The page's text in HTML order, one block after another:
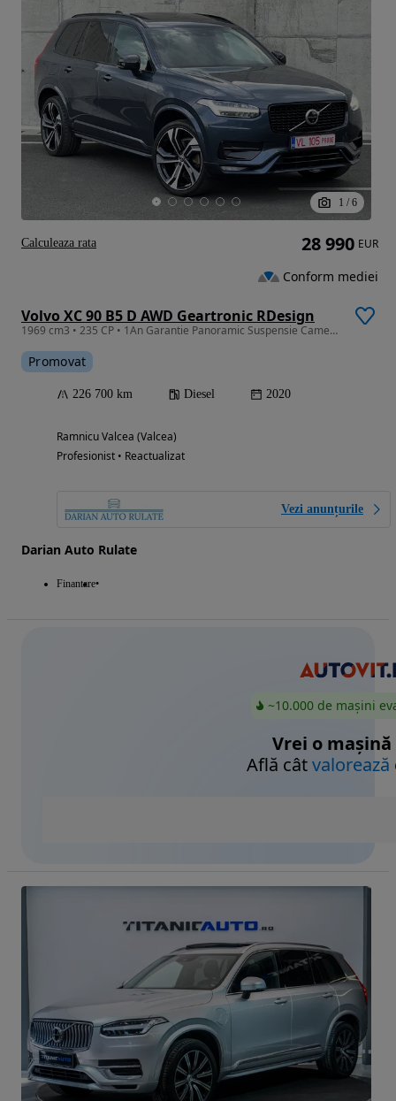
1 / 6
Volvo XC 90 B5 D AWD Geartronic RDesign
1969 cm3 • 235 CP • 1An Garantie Panoramic Suspensie Camere 360° 7locuri
Promovat
226 700 km Diesel 2020
Ramnicu Valcea (Valcea)
Profesionist • Reactualizat
Vezi anunțurile
Darian Auto Rulate
Finantare
28 990 EUR
Conform mediei
Calculeaza rata
~10.000 de mașini
Vrei o mașină
Află câtvalorează